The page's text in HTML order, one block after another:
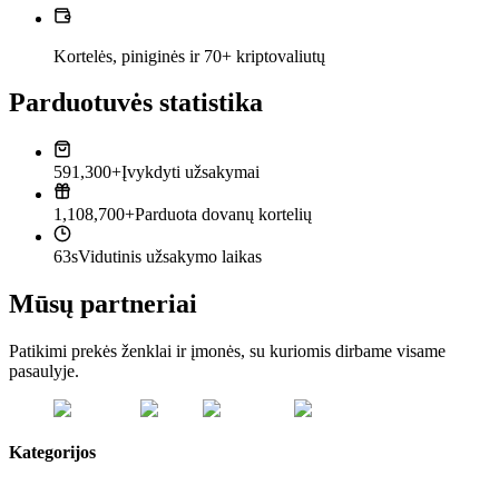
Kortelės, piniginės ir 70+ kriptovaliutų
Parduotuvės statistika
591,300+Įvykdyti užsakymai
1,108,700+Parduota dovanų kortelių
63sVidutinis užsakymo laikas
Mūsų partneriai
Patikimi prekės ženklai ir įmonės, su kuriomis dirbame visame
pasaulyje.
Kategorijos